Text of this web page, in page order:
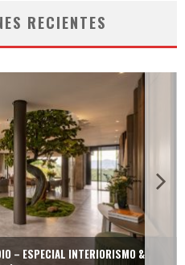
RECIENTES
– ESPECIAL INTERIORISMO &